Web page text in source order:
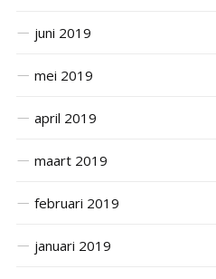
juni 2019
mei 2019
april 2019
maart 2019
februari 2019
januari 2019